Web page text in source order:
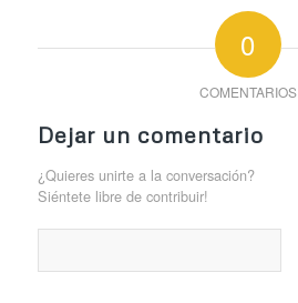
0
COMENTARIOS
Dejar un comentario
¿Quieres unirte a la conversación?
Siéntete libre de contribuir!